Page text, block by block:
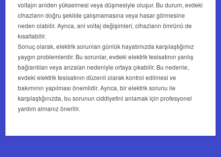
voltajın aniden yükselmesi veya düşmesiyle oluşur. Bu durum, evdeki
cihazların doğru şekilde çalışmamasına veya hasar görmesine
neden olabilir. Ayrıca, ani voltaj değişimleri, cihazların ömrünü de
kısaltabilir.
Sonuç olarak, elektrik sorunları günlük hayatımızda karşılaştığımız
yaygın problemlerdir. Bu sorunlar, evdeki elektrik tesisatının yanlış
bağlantıları veya arızaları nedeniyle ortaya çıkabilir. Bu nedenle,
evdeki elektrik tesisatının düzenli olarak kontrol edilmesi ve
bakımının yapılması önemlidir. Ayrıca, bir elektrik sorunu ile
karşılaştığınızda, bu sorunun ciddiyetini anlamak için profesyonel
yardım almanız önerilir.